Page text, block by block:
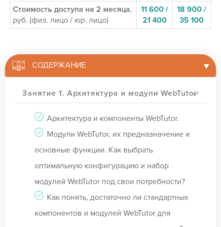
Стоимость доступа на 2 месяца,
руб. (физ. лицо / юр. лицо)
11 600 /
21 400
18 900 /
35 100
СОДЕРЖАНИЕ
Занятие 1. Архитектура и модули WebTutor
Архитектура и компоненты WebTutor.
Модули WebTutor, их предназначение и
основные функции. Как выбрать
оптимальную конфигурацию и набор
модулей WebTutor под свои потребности?
Как понять, достаточно ли стандартных
компонентов и модулей WebTutor для